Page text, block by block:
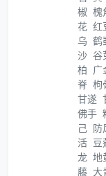
椒 槐
花 红
乌 鹤
沙 谷
柏 广
脊 枸
甘遂
佛手
己 防
活 豆
龙 地
藤 大